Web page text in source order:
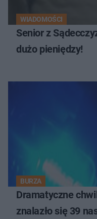
WIADOMOŚCI
Senior z
dużo pieniędzy!
BURZA
Dramatyczne
znalazło się 39